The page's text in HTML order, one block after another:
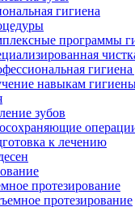
гигиена
программы
гигиена
навыкам
зубов
к лечению
протезирование
протезирование